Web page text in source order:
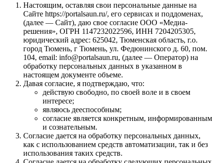
Настоящим, оставляя свои персональные данные на
Сайте https://portalsaun.ru/, его сервисах и поддоменах,
(далее — Сайт), даю свое согласие ООО «Медиа-
решения», ОГРН 1147232022596, ИНН 7204205305,
юридический адрес: 625042, Тюменская область, г.о.
город Тюмень, г Тюмень, ул. Федюнинского д. 60, пом.
104, email: info@portalsaun.ru, (далее — Оператор) на
обработку персональных данных в указанном в
настоящем документе объеме.
Давая согласие, я подтверждаю, что:
действую свободно, по своей воле и в своем
интересе;
являюсь дееспособным;
согласие является конкретным, информированным
и сознательным.
Согласие дается на обработку персональных данных,
как с использованием средств автоматизации, так и без
использования таких средств.